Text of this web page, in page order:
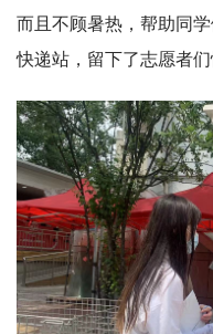
而且不顾暑热，帮助同
快递站，留下了志愿者